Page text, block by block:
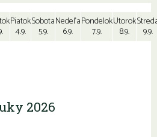
Piatok
4.9.
Sobota
5.9.
Nedeľa
6.9.
Pondelok
7.9.
Utorok
8.9. 9.9.
2026